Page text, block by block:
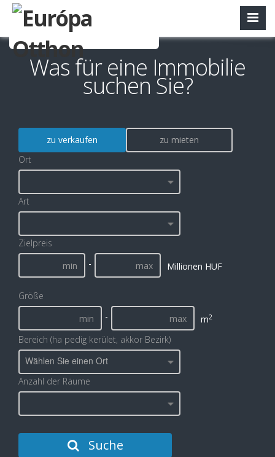
Was für eine Immobilie
suchen Sie?
zu verkaufen
zu mieten
Ort
Art
Zielpreis
-
Millionen HUF
Größe
-
m2
Bereich (ha pedig kerület, akkor Bezirk)
Wählen Sie einen Ort
Anzahl der Räume
Suche